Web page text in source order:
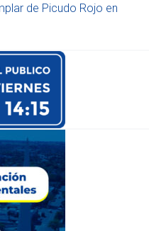
de Picudo Rojo en